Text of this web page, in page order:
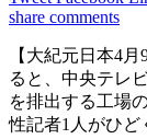
share comments
【大紀元日本4
ると、中央テレ
を排出する工場
性記者1人がひど